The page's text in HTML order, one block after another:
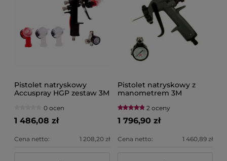
Pistolet natryskowy
Accuspray HGP zestaw 3M
0 ocen
1 486,08 zł
Cena netto: 1 208,20 zł
Pistolet natryskowy z
manometrem 3M
2 oceny
1 796,90 zł
Cena netto: 1 460,89 zł